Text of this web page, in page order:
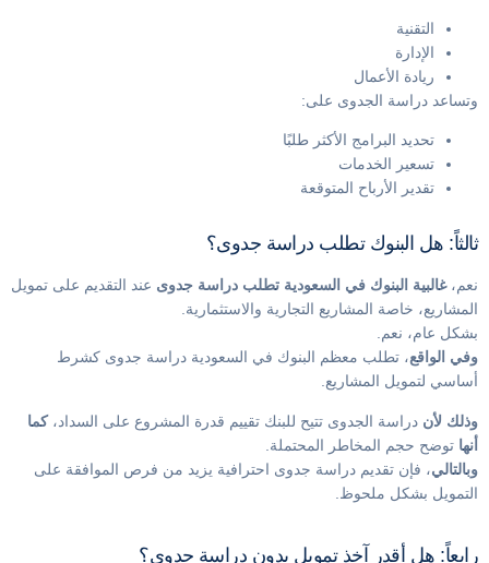
التقنية
الإدارة
ريادة الأعمال
وتساعد دراسة الجدوى على:
تحديد البرامج الأكثر طلبًا
تسعير الخدمات
تقدير الأرباح المتوقعة
ثالثاً: هل البنوك تطلب دراسة جدوى؟
نعم،غالبية البنوك في السعودية تطلب دراسة جدوى عند التقديم على تمويل
المشاريع، خاصة المشاريع التجارية والاستثمارية.
بشكل عام، نعم.
وفي الواقع، تطلب معظم البنوك في السعودية دراسة جدوى كشرط
أساسي لتمويل المشاريع.
وذلك لأن دراسة الجدوى تتيح للبنك تقييم قدرة المشروع على السداد،كما
أنها توضح حجم المخاطر المحتملة.
وبالتالي، فإن تقديم دراسة جدوى احترافية يزيد من فرص الموافقة على
التمويل بشكل ملحوظ.
رابعاً: هل أقدر آخذ تمويل بدون دراسة جدوى؟